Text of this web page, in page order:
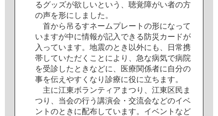
るグッ ズが欲 しいと い う 聴覚障がい者の方
の声を形に し ま した 。
首から 吊 るすネー ムプレー ト の形になって
い ま すが中に情報が記入 でき る 防災 カー ドが
入 ってい ま す。 地震のと き 以外に も 日 常携
帯 していただ く こ と に よ り 急な病気で病院
を受診 した と き などに 医療関係者に 自分の
事を伝え やす く な り 診療に役に立ち ま す。
主に江東ボラ ンテ ィ ア ま つ り 江東区民 ま
つ り 当会の行う 講演会 ・ 交流会などのイベ
ン ト のと き に配布してい ま す。 イベン ト など